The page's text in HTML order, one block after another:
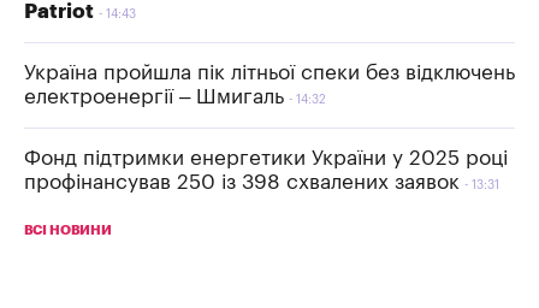
Patriot
14:43
Україна пройшла пік літньої спеки без відключень
електроенергії – Шмигаль
14:32
Фонд підтримки енергетики України у 2025 році
профінансував 250 із 398 схвалених заявок
13:31
ВСІ НОВИНИ